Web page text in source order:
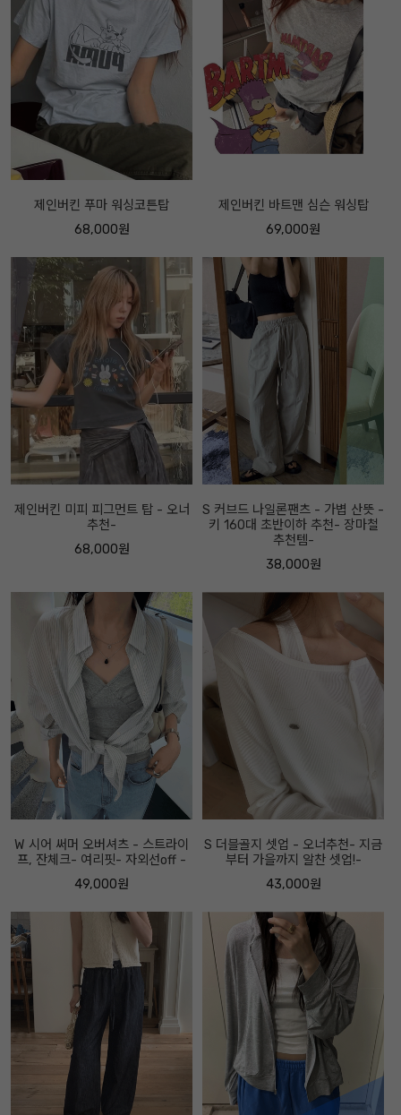
제인버킨 푸마 워싱코튼탑
68,000원
제인버킨 바트맨 심슨 워싱탑
69,000원
제인버킨 미피 피그먼트 탑 - 오너
추천-
68,000원
S 커브드 나일론팬츠 - 가볍 산뜻 -
키 160대 초반이하 추천- 장마철
추천템-
38,000원
W 시어 써머 오버셔츠 - 스트라이
프, 잔체크- 여리핏- 자외선off -
49,000원
S 더블골지 셋업 - 오너추천- 지금
부터 가을까지 알찬 셋업!-
43,000원